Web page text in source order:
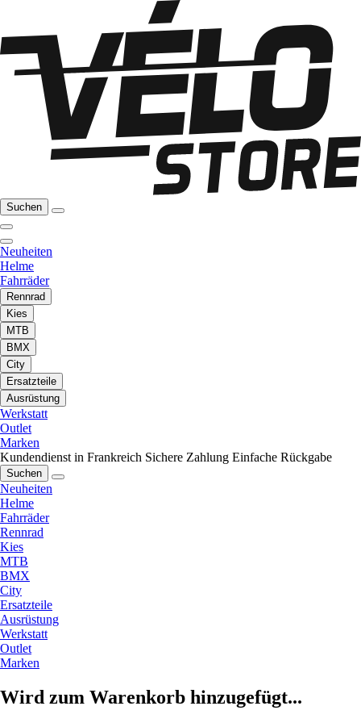
Suchen
Neuheiten
Helme
Fahrräder
Rennrad
Kies
MTB
BMX
City
Ersatzteile
Ausrüstung
Werkstatt
Outlet
Marken
Kundendienst in Frankreich Sichere Zahlung Einfache Rückgabe
Suchen
Neuheiten
Helme
Fahrräder
Rennrad
Kies
MTB
BMX
City
Ersatzteile
Ausrüstung
Werkstatt
Outlet
Marken
Wird zum Warenkorb hinzugefügt...